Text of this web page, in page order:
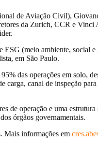
de Aviação Civil),
da Zurich, CCR e Vinci
ESG (meio ambiente, social e
em São Paulo.
das operações em solo,
carga, canal de inspeção
de operação e uma
órgãos governamentais.
Mais informações em